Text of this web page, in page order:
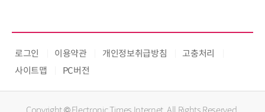
로그인 이용약관 개인정보취급방침
고충처리
사이트맵
PC버전